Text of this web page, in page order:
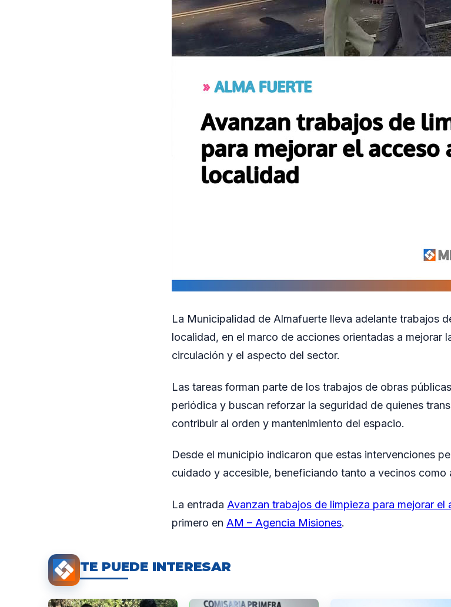
La Municipalidad de Almafuerte lleva adelante trabajos
localidad, en el marco de acciones orientadas a mejorar
circulación y el aspecto del sector.
Las tareas forman parte de los trabajos de obras
periódica y buscan reforzar la seguridad de quienes
contribuir al orden y mantenimiento del espacio.
Desde el municipio indicaron que estas intervenciones
cuidado y accesible, beneficiando tanto a vecinos como
La entrada Avanzan trabajos de limpieza para mejorar el
primero en AM – Agencia Misiones.
TE PUEDE INTERESAR